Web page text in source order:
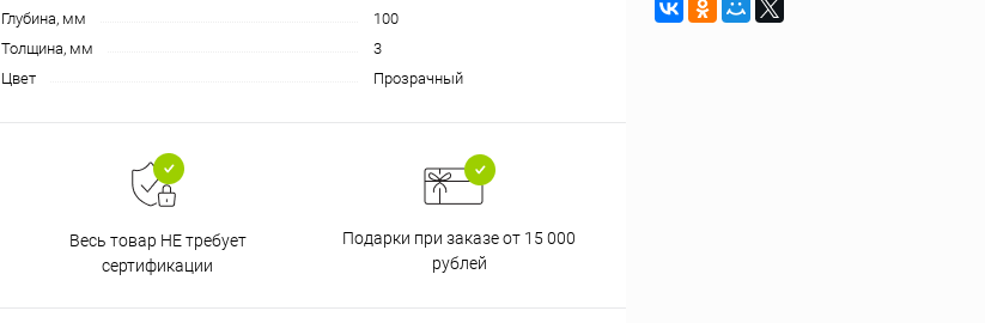
Глубина, мм
100
Толщина, мм
3
Цвет
Прозрачный
Весь товар НЕ требует
сертификации
Подарки при заказе от 15 000
рублей